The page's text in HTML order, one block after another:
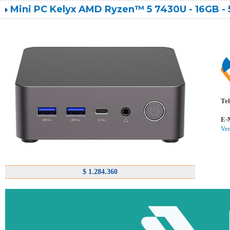
Mini PC Kelyx AMD Ryzen™ 5 7430U - 16GB -
$ 1.284.360
Tel
E-